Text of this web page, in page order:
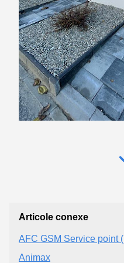
Articole conexe
AFC GSM Service point
Animax